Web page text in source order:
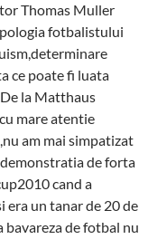
Thomas Muller
fotbalistului
ce poate fi luata
la Matthaus
mare atentie
am mai simpatizat
de forta
cand a
un tanar de 20 de
bavareza de fotbal nu